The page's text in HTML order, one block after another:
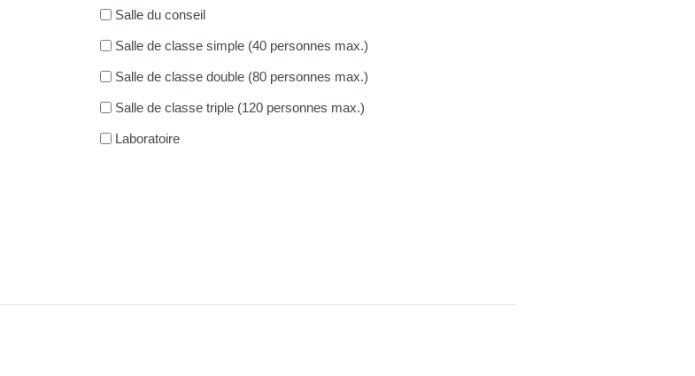
Salle du conseil
Salle de classe simple (40 personnes max.)
Salle de classe double (80 personnes max.)
Salle de classe triple (120 personnes max.)
Laboratoire